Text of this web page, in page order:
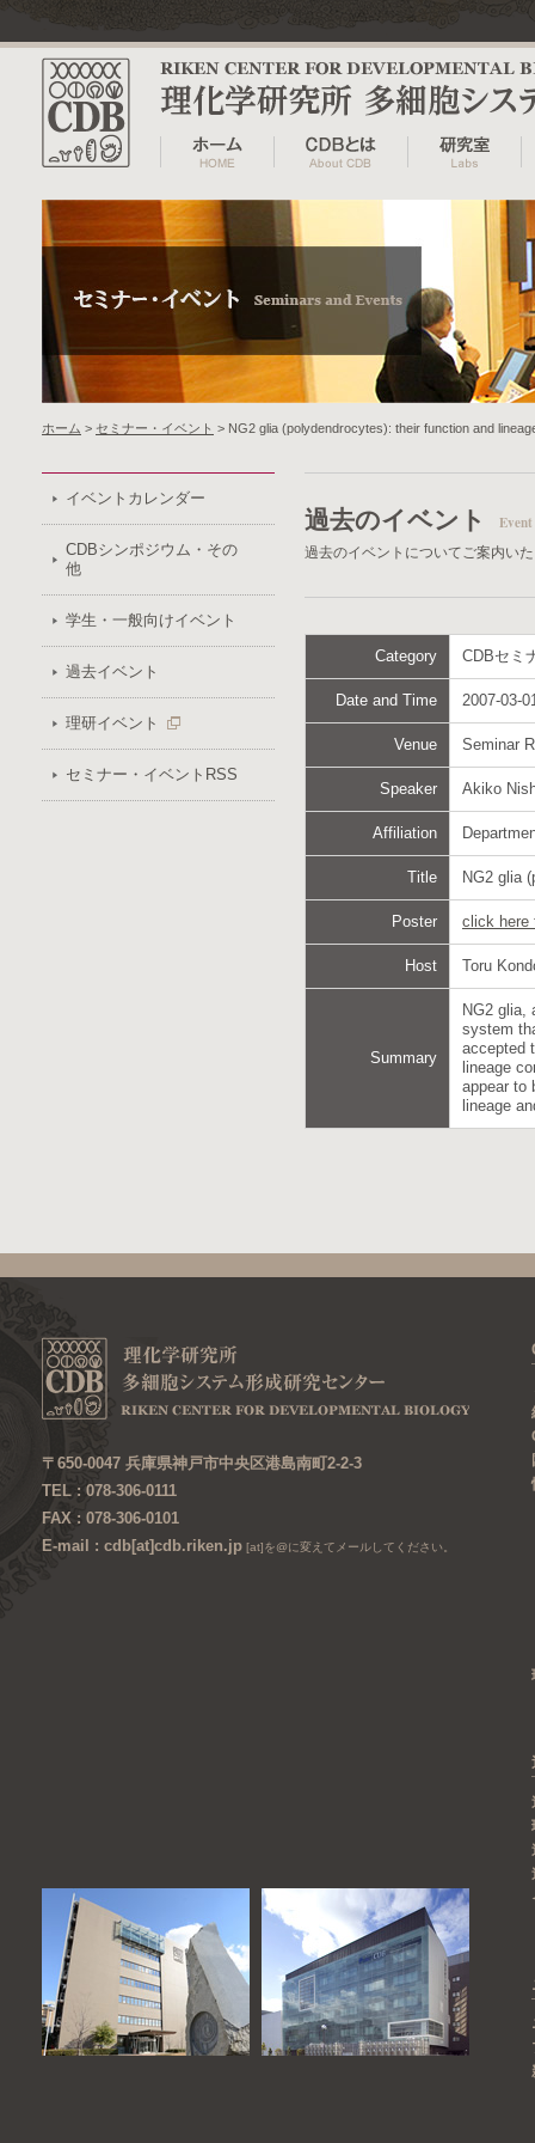
ホーム > セミナー・イベント > NG2 glia (polydendrocytes): their function and
イベントカレンダー
CDBシンポジウム・その
他
学生・一般向けイベント
過去イベント
理研イベント
セミナー・イベントRSS
過去のイベント
過去のイベントについてご案内い
Category CDBセミ
Date and Time 2007-03-
Venue Seminar
Speaker Akiko
Affiliation
Title NG2 glia
Poster click here
Host Toru
Summary
NG2 glia,
system
accepted
lineage
appear to
lineage
〒650-0047 兵庫県神戸市中央区港島南町2-2-3
TEL : 078-306-0111
FAX : 078-306-0101
E-mail : cdb[at]cdb.riken.jp [at]を@に変えてメールしてください。